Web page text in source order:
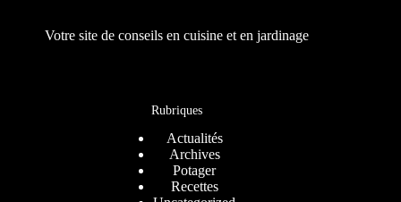
Votre site de conseils en cuisine et en jardinage
Rubriques
Actualités
Archives
Potager
Recettes